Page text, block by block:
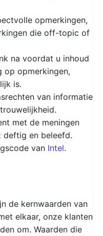
opmerkingen,
die off-topic of
na voordat u inhoud
op opmerkingen,
is.
van informatie
met de meningen
deftig en beleefd.
van Intel.
de kernwaarden van
elkaar, onze klanten
om. Waarden die